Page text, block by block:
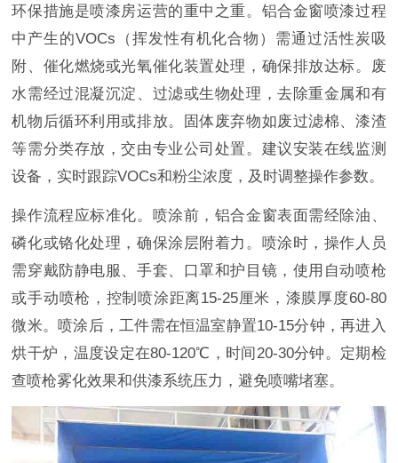
环保措施是喷漆房运营的重中之重。铝合金窗喷漆过程
中产生的VOCs（挥发性有机化合物）需通过活性炭吸
附、催化燃烧或光氧催化装置处理，确保排放达标。废
水需经过混凝沉淀、过滤或生物处理，去除重金属和有
机物后循环利用或排放。固体废弃物如废过滤棉、漆渣
等需分类存放，交由专业公司处置。建议安装在线监测
设备，实时跟踪VOCs和粉尘浓度，及时调整操作参数。
操作流程应标准化。喷涂前，铝合金窗表面需经除油、
磷化或铬化处理，确保涂层附着力。喷涂时，操作人员
需穿戴防静电服、手套、口罩和护目镜，使用自动喷枪
或手动喷枪，控制喷涂距离15-25厘米，漆膜厚度60-80
微米。喷涂后，工件需在恒温室静置10-15分钟，再进入
烘干炉，温度设定在80-120℃，时间20-30分钟。定期检
查喷枪雾化效果和供漆系统压力，避免喷嘴堵塞。